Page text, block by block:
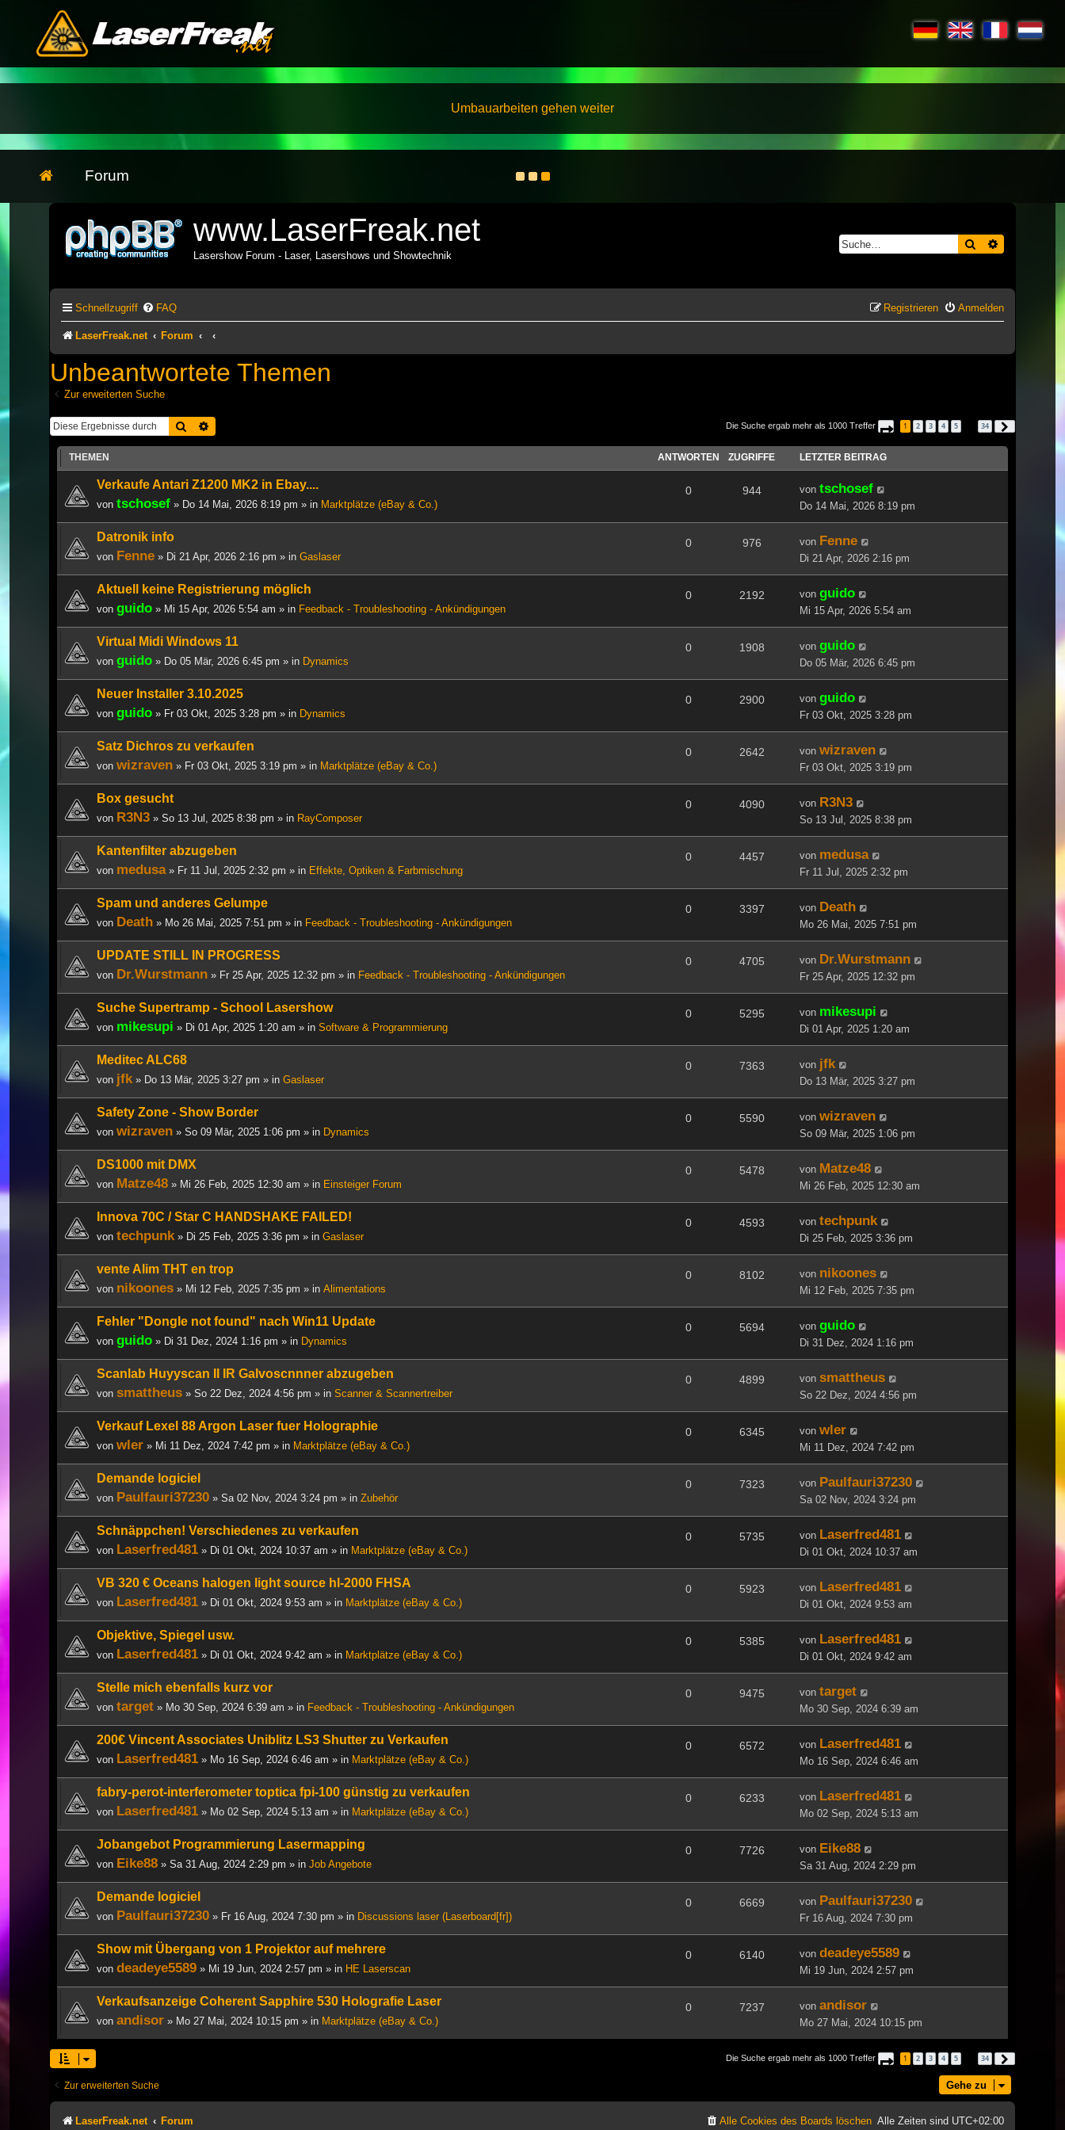
Umbauarbeiten gehen weiter
Forum
www.LaserFreak.net
Lasershow Forum - Laser, Lasershows und Showtechnik
Suche
Schnellzugriff FAQ Anmelden
Registrieren
LaserFreak.net Forum
Unbeantwortete Themen
Zur erweiterten Suche
Suche Die Suche ergab mehr als 1000 Treffer Seite von 34
1 2 3 4 5 34
THEMEN ANTWORTEN ZUGRIFFE LETZTER BEITRAG
Verkaufe Antari Z1200 MK2 in Ebay....
von tschosef » Do 14 Mai, 2026 8:19 pm » in Marktplätze (eBay & Co.)
0 944 von tschosef
Do 14 Mai, 2026 8:19 pm
Datronik info
von Fenne » Di 21 Apr, 2026 2:16 pm » in Gaslaser
0 976 von Fenne
Di 21 Apr, 2026 2:16 pm
Aktuell keine Registrierung möglich
von guido » Mi 15 Apr, 2026 5:54 am » in Feedback - Troubleshooting - Ankündigungen
0 2192 von guido
Mi 15 Apr, 2026 5:54 am
Virtual Midi Windows 11
von guido » Do 05 Mär, 2026 6:45 pm » in Dynamics
0 1908 von guido
Do 05 Mär, 2026 6:45 pm
Neuer Installer 3.10.2025
von guido » Fr 03 Okt, 2025 3:28 pm » in Dynamics
0 2900 von guido
Fr 03 Okt, 2025 3:28 pm
Satz Dichros zu verkaufen
von wizraven » Fr 03 Okt, 2025 3:19 pm » in Marktplätze (eBay & Co.)
0 2642 von wizraven
Fr 03 Okt, 2025 3:19 pm
Box gesucht
von R3N3 » So 13 Jul, 2025 8:38 pm » in RayComposer
0 4090 von R3N3
So 13 Jul, 2025 8:38 pm
Kantenfilter abzugeben
von medusa» Fr 11 Jul, 2025 2:32 pm » in Effekte, Optiken & Farbmischung
0 4457 von medusa
Fr 11 Jul, 2025 2:32 pm
Spam und anderes Gelumpe
von Death » Mo 26 Mai, 2025 7:51 pm » in Feedback - Troubleshooting - Ankündigungen
0 3397 von Death
Mo 26 Mai, 2025 7:51 pm
UPDATE STILL IN PROGRESS
von Dr.Wurstmann » Fr 25 Apr, 2025 12:32 pm » in Feedback - Troubleshooting - Ankündigungen
0 4705 von Dr.Wurstmann
Fr 25 Apr, 2025 12:32 pm
Suche Supertramp - School Lasershow
von mikesupi » Di 01 Apr, 2025 1:20 am » in Software & Programmierung
0 5295 von mikesupi
Di 01 Apr, 2025 1:20 am
Meditec ALC68
von jfk » Do 13 Mär, 2025 3:27 pm » in Gaslaser
0 7363 von jfk
Do 13 Mär, 2025 3:27 pm
Safety Zone - Show Border
von wizraven » So 09 Mär, 2025 1:06 pm » in Dynamics
0 5590 von wizraven
So 09 Mär, 2025 1:06 pm
DS1000 mit DMX
von Matze48 » Mi 26 Feb, 2025 12:30 am » in Einsteiger Forum
0 5478 von Matze48
Mi 26 Feb, 2025 12:30 am
Innova 70C / Star C HANDSHAKE FAILED!
von techpunk » Di 25 Feb, 2025 3:36 pm » in Gaslaser
0 4593 von techpunk
Di 25 Feb, 2025 3:36 pm
vente Alim THT en trop
von nikoones » Mi 12 Feb, 2025 7:35 pm » in Alimentations
0 8102 von nikoones
Mi 12 Feb, 2025 7:35 pm
Fehler "Dongle not found" nach Win11 Update
von guido » Di 31 Dez, 2024 1:16 pm » in Dynamics
0 5694 von guido
Di 31 Dez, 2024 1:16 pm
Scanlab Huyyscan II IR Galvoscnnner abzugeben
von smattheus » So 22 Dez, 2024 4:56 pm » in Scanner & Scannertreiber
0 4899 von smattheus
So 22 Dez, 2024 4:56 pm
Verkauf Lexel 88 Argon Laser fuer Holographie
von wler » Mi 11 Dez, 2024 7:42 pm » in Marktplätze (eBay & Co.)
0 6345 von wler
Mi 11 Dez, 2024 7:42 pm
Demande logiciel
von Paulfauri37230 » Sa 02 Nov, 2024 3:24 pm » in Zubehör
0 7323 von Paulfauri37230
Sa 02 Nov, 2024 3:24 pm
Schnäppchen! Verschiedenes zu verkaufen
von Laserfred481 » Di 01 Okt, 2024 10:37 am » in Marktplätze (eBay & Co.)
0 5735 von Laserfred481
Di 01 Okt, 2024 10:37 am
VB 320 € Oceans halogen light source hl-2000 FHSA
von Laserfred481 » Di 01 Okt, 2024 9:53 am » in Marktplätze (eBay & Co.)
0 5923 von Laserfred481
Di 01 Okt, 2024 9:53 am
Objektive, Spiegel usw.
von Laserfred481 » Di 01 Okt, 2024 9:42 am » in Marktplätze (eBay & Co.)
0 5385 von Laserfred481
Di 01 Okt, 2024 9:42 am
Stelle mich ebenfalls kurz vor
von target » Mo 30 Sep, 2024 6:39 am » in Feedback - Troubleshooting - Ankündigungen
0 9475 von target
Mo 30 Sep, 2024 6:39 am
200€ Vincent Associates Uniblitz LS3 Shutter zu Verkaufen
von Laserfred481 » Mo 16 Sep, 2024 6:46 am » in Marktplätze (eBay & Co.)
0 6572 von Laserfred481
Mo 16 Sep, 2024 6:46 am
fabry-perot-interferometer toptica fpi-100 günstig zu verkaufen
von Laserfred481 » Mo 02 Sep, 2024 5:13 am » in Marktplätze (eBay & Co.)
0 6233 von Laserfred481
Mo 02 Sep, 2024 5:13 am
Jobangebot Programmierung Lasermapping
von Eike88 » Sa 31 Aug, 2024 2:29 pm » in Job Angebote
0 7726 von Eike88
Sa 31 Aug, 2024 2:29 pm
Demande logiciel
von Paulfauri37230 » Fr 16 Aug, 2024 7:30 pm » in Discussions laser (Laserboard[fr])
0 6669 von Paulfauri37230
Fr 16 Aug, 2024 7:30 pm
Show mit Übergang von 1 Projektor auf mehrere
von deadeye5589 » Mi 19 Jun, 2024 2:57 pm » in HE Laserscan
0 6140 von deadeye5589
Mi 19 Jun, 2024 2:57 pm
Verkaufsanzeige Coherent Sapphire 530 Holografie Laser
von andisor » Mo 27 Mai, 2024 10:15 pm » in Marktplätze (eBay & Co.)
0 7237 von andisor
Mo 27 Mai, 2024 10:15 pm
Die Suche ergab mehr als 1000 Treffer Seite von 34
1 2 3 4 5 34
Zur erweiterten Suche Gehe zu
LaserFreak.net Forum Alle Zeiten sind UTC+02:00
Alle Cookies des Boards löschen